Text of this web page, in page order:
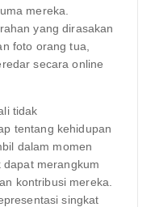
mereka.
yang dirasakan
foto orang tua,
secara online
tidak
tentang kehidupan
dalam momen
merangkum
kontribusi mereka.
singkat